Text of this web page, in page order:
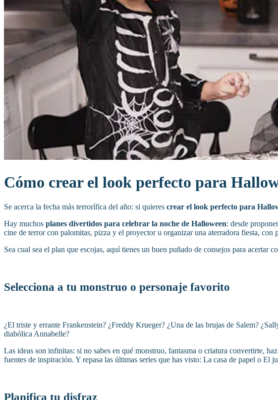
Cómo crear el look perfecto para
Se acerca la fecha más terrorífica del año: si quieres crear el look perfecto para
Hay muchos planes divertidos para celebrar la noche de Halloween: desde
cine de terror con palomitas, pizza y el proyector u organizar una aterradora fiesta,
Sea cual sea el plan que escojas, aquí tienes un buen puñado de consejos para acertar
Selecciona a tu monstruo o personaje favorito
¿El triste y errante Frankenstein? ¿Freddy Krueger? ¿Una de las brujas de Salem?
diabólica Annabelle?
Las ideas son infinitas: si no sabes en qué monstruo, fantasma o criatura convertirte,
fuentes de inspiración. Y repasa las últimas series que has visto: La casa de papel o El
Planifica tu disfraz